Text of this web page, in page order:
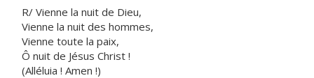
R/ Vienne la nuit de Dieu,
Vienne la nuit des hommes,
Vienne toute la paix,
Ô nuit de Jésus Christ !
(Alléluia ! Amen !)